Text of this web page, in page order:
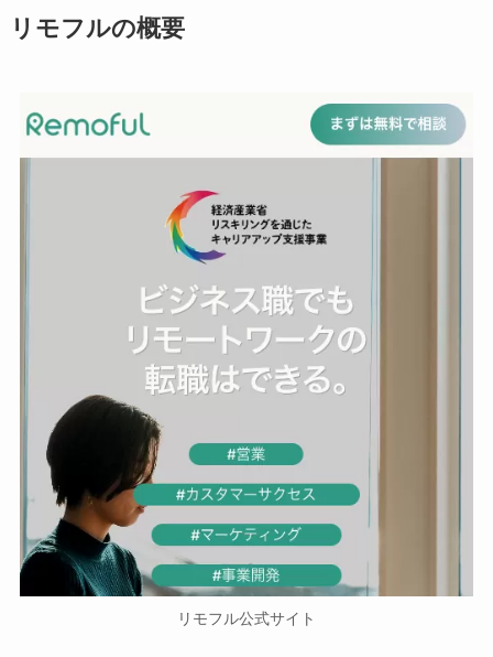
リモフルの概要
リモフル公式サイト